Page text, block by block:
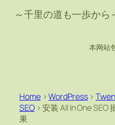
～千里の道も一歩から
本网站
Home>WordPress>
SEO>安装 All In One
果